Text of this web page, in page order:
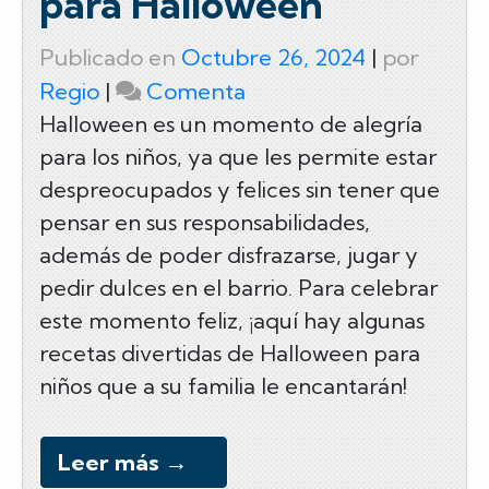
Publicado en Octubre 26, 2024 | por
Regio| Comentaon
3
espeluznantes
y
divertidas
recetas
para
Halloween
Halloween es un momento de alegría
para los niños, ya que les permite estar
despreocupados y felices sin tener que
pensar en sus responsabilidades,
además de poder disfrazarse, jugar y
pedir dulces en el barrio. Para celebrar
este momento feliz, ¡aquí hay algunas
recetas divertidas de Halloween para
niños que a su familia le encantarán!
Leer más →